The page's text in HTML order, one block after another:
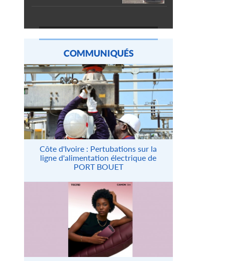
COMMUNIQUÉS
Côte d'Ivoire : Pertubations sur la
ligne d'alimentation électrique de
PORT BOUET